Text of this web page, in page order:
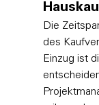
Die
des
Einzug ist